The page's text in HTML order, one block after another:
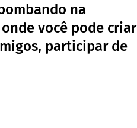
na
você pode criar
participar de